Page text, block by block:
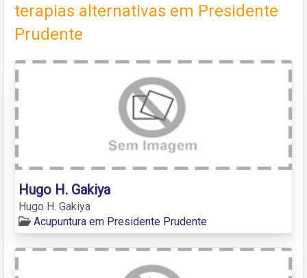
terapias alternativas em Presidente
Prudente
Hugo H. Gakiya
Hugo H. Gakiya
Acupuntura em Presidente Prudente